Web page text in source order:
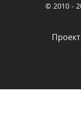
© 2010 -